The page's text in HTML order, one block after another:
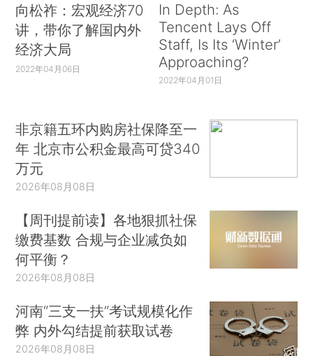
向松祚：宏观经济70
讲，带你了解国内外
经济大局
2022年04月06日
In Depth: As
Tencent Lays Off
Staff, Is Its ‘Winter’
Approaching?
2022年04月01日
非京籍五环内购房社保降至一
年 北京市公积金最高可贷340
万元
2026年08月08日
【周刊提前读】各地狠抓社保
缴费基数 合规与企业减负如
何平衡？
2026年08月08日
河南“三支一扶”考试规模化作
弊 内外勾结提前获取试卷
2026年08月08日